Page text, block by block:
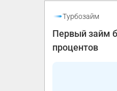
Турбозайм
Первый займ
процентов